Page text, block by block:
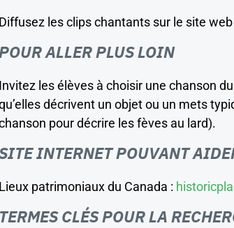
Diffusez les clips chantants sur le site
ALLER PLUS LOIN
Invitez les élèves à choisir une chanson
décrivent un objet ou un mets
pour décrire les fèves au lard).
INTERNET POUVANT
Lieux patrimoniaux du Canada :
TERMES CLÉS POUR LA